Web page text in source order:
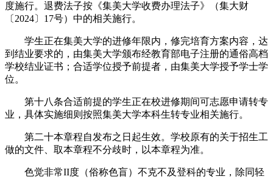
度施行。退费法子按《集美大学收费办理法子》（集大财
〔2024〕17号）中的相关施行。
学生正在集美大学的进修年限内，修完培育方案内容，达
到结业要求的，由集美大学颁布经教育部电子注册的通俗高档
学校结业证书；合适学位授予前提者，由集美大学授予学士学
位。
第十八条合适前提的学生正在校进修期间可志愿申请转专
业，具体实施细则按照集美大学本科生转专业相关施行。
第二十本章程自发布之日起生效。学校原有的关于招生工
做的文件、取本章程不分歧时，以本章程为准。
色觉非常II度（俗称色盲）不克不及登科的专业，除同轻